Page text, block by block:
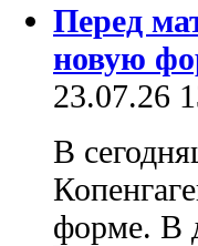
Перед
новую
23.07.26
В
форме. В